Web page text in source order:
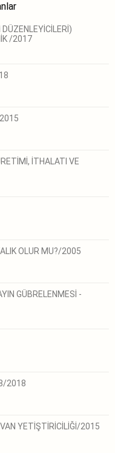
/2017
İTHALATI VE
OLUR MU?/2005
GÜBRELENMESİ -
2018
YETİŞTİRİCİLİĞİ/2015